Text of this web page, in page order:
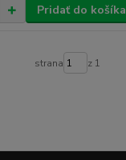
Pridať do košíka
strana z 1